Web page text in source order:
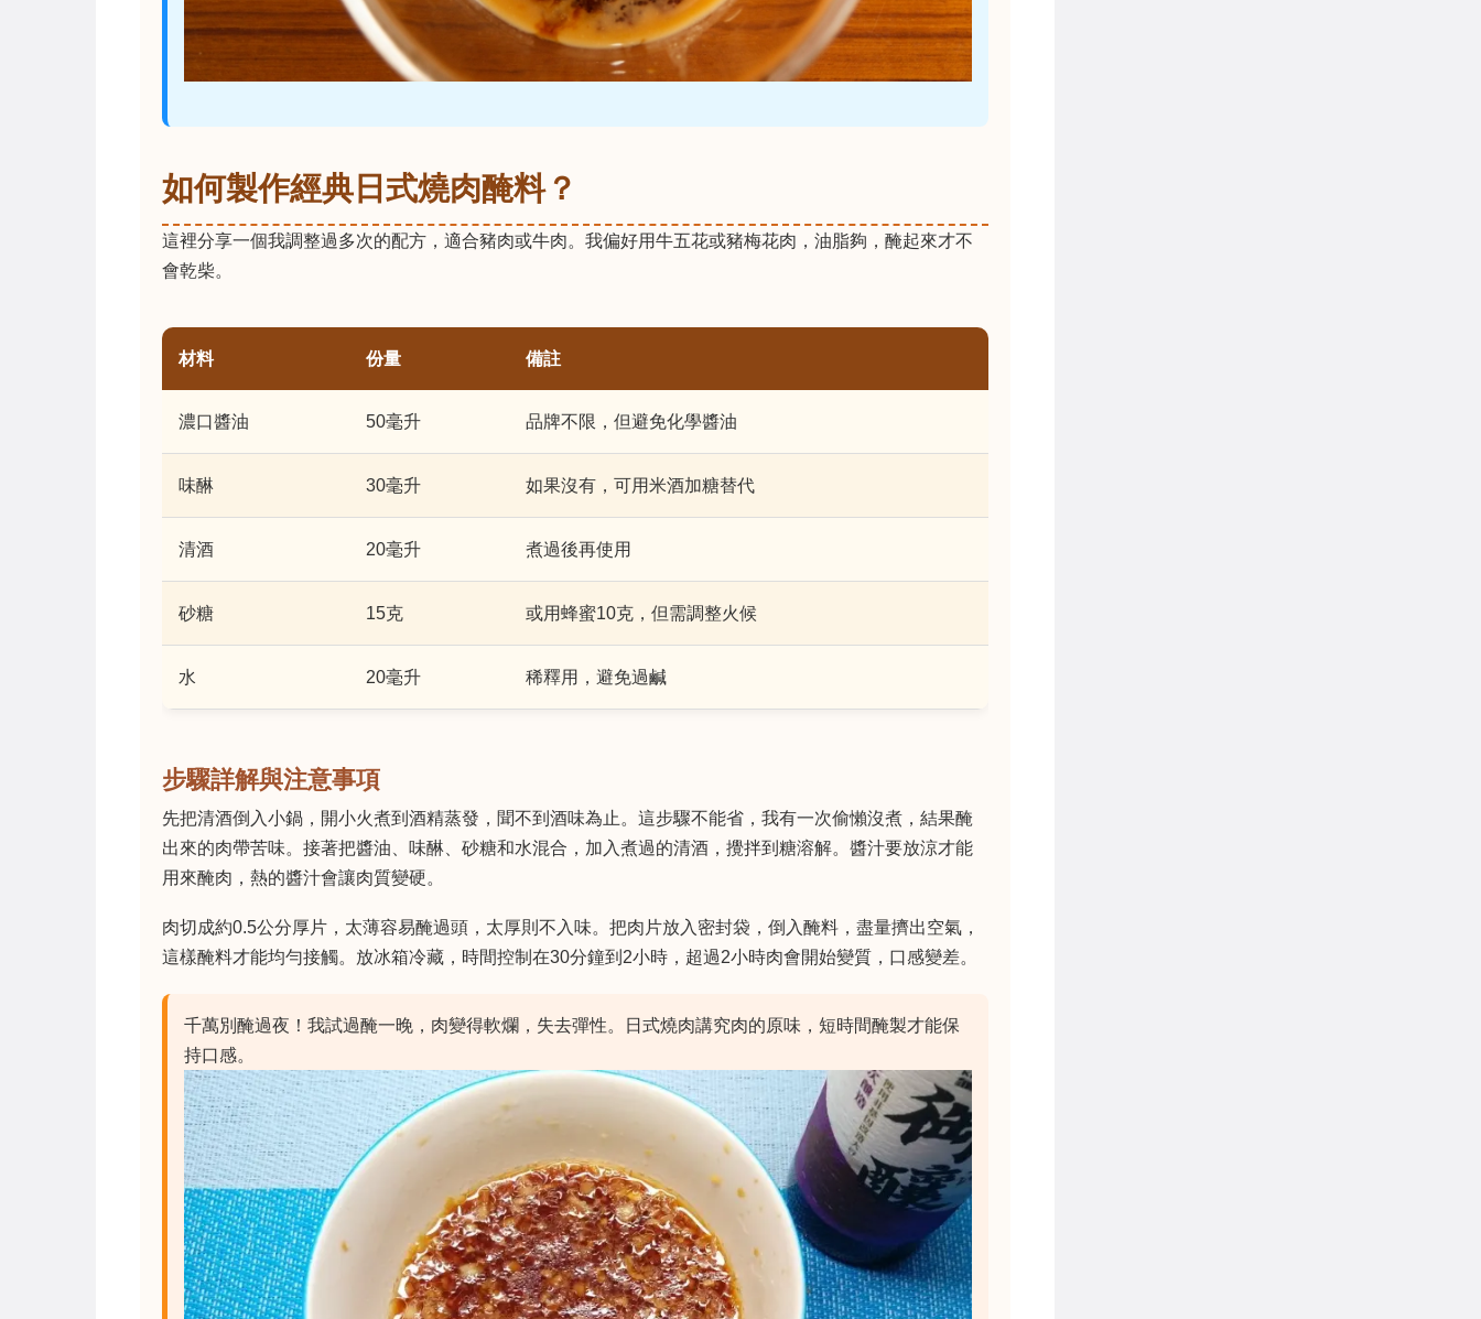
如何製作經典日式燒肉醃料？
這裡分享一個我調整過多次的配方，適合豬肉或牛肉。我偏好用牛五花或豬梅花肉，油脂夠，醃起來才不
會乾柴。
材料 份量 備註
濃口醬油 50毫升 品牌不限，但避免化學醬油
味醂 30毫升 如果沒有，可用米酒加糖替代
清酒 20毫升 煮過後再使用
砂糖 15克 或用蜂蜜10克，但需調整火候
水 20毫升 稀釋用，避免過鹹
步驟詳解與注意事項
先把清酒倒入小鍋，開小火煮到酒精蒸發，聞不到酒味為止。這步驟不能省，我有一次偷懶沒煮，結果醃
出來的肉帶苦味。接著把醬油、味醂、砂糖和水混合，加入煮過的清酒，攪拌到糖溶解。醬汁要放涼才能
用來醃肉，熱的醬汁會讓肉質變硬。
肉切成約0.5公分厚片，太薄容易醃過頭，太厚則不入味。把肉片放入密封袋，倒入醃料，盡量擠出空氣，
這樣醃料才能均勻接觸。放冰箱冷藏，時間控制在30分鐘到2小時，超過2小時肉會開始變質，口感變差。
千萬別醃過夜！我試過醃一晚，肉變得軟爛，失去彈性。日式燒肉講究肉的原味，短時間醃製才能保
持口感。